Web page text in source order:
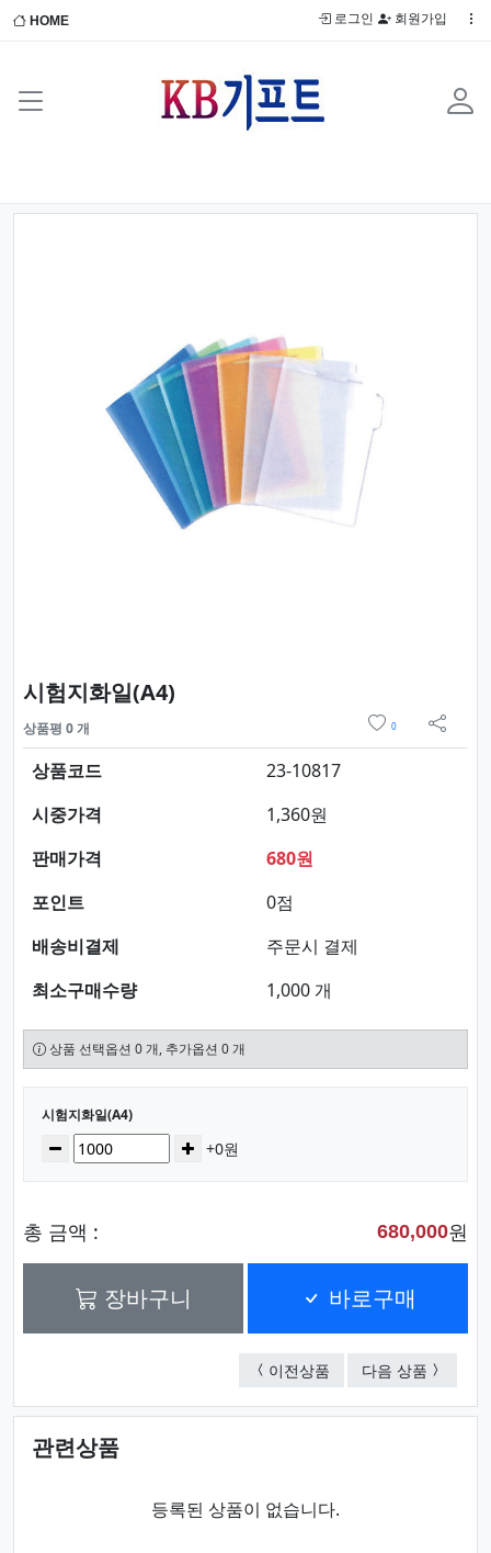
HOME 로그인 회원가입
Previous
시험지화일(A4)
상품평 0 개 0
sns 공
상품코드
23-10817
시중가격
1,360원
판매가격
680원
포인트
0점
배송비결제
주문시 결제
최소구매수량
1,000 개
상품 선택옵션 0 개, 추가옵션 0 개
선택된 옵션
시험지화일(A4)
수량감소 증가+0원
총 금액 : 680,000원
장바구니 바로구매
이전상품 쫄대화일(A4)
다음 상품 둥근쫄
관련상품
등록된 상품이 없습니다.